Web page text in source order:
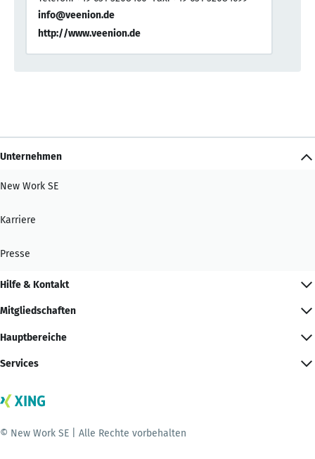
info@veenion.de
http://www.veenion.de
Unternehmen
New Work SE
Karriere
Presse
Hilfe & Kontakt
Mitgliedschaften
Hauptbereiche
Services
© New Work SE | Alle Rechte vorbehalten